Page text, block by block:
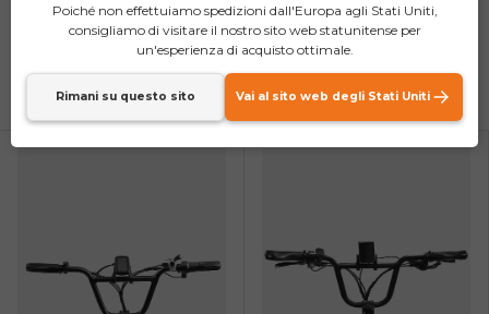
Ordina per
In primo piano
Lista
Poiché non effettuiamo spedizioni dall'Europa agli Stati Uniti,
consigliamo di visitare il nostro sito web statunitense per
un'esperienza di acquisto ottimale.
Rimani su questo sito Vai al sito web degli Stati Uniti